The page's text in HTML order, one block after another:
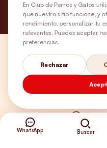
WhatsApp Buscar
En Club de Perros y Gatos
que nuestro sitio funcione, y
rendimiento, personalizar tu
relevantes. Puedes aceptar
preferencias.
Rechazar